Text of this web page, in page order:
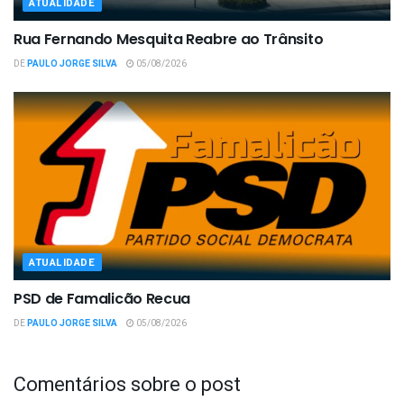
ATUALIDADE
Rua Fernando Mesquita Reabre ao Trânsito
DEPAULO JORGE SILVA 05/08/2026
ATUALIDADE
PSD de Famalicão Recua
DEPAULO JORGE SILVA 05/08/2026
Comentários sobre o post